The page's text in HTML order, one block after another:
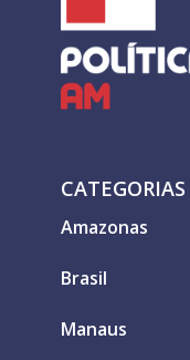
CATEGORIAS
Amazonas
Brasil
Manaus